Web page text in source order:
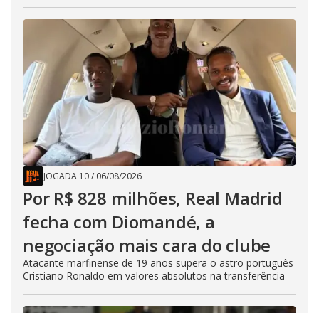
JOGADA 10/ 06/08/2026
Por R$ 828 milhões, Real Madrid
fecha com Diomandé, a
negociação mais cara do clube
Atacante marfinense de 19 anos supera o astro português
Cristiano Ronaldo em valores absolutos na transferência